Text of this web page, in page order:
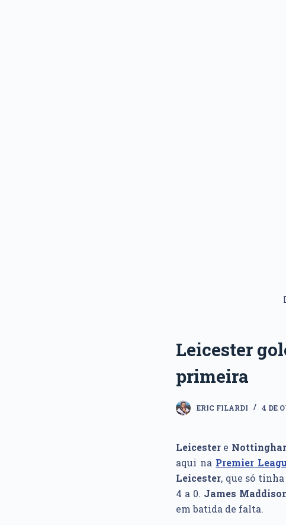
Leicester
primeira
ERIC FILARDI 4 DE
Leicester e
aqui na Premier
Leicester, que só
4 a 0. James
em batida de falta.